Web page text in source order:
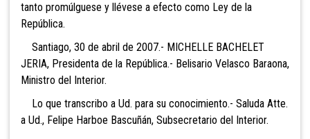
tanto promúlguese y llévese a efecto como Ley de la
República.
Santiago, 30 de abril de 2007.- MICHELLE BACHELET
JERIA, Presidenta de la República.- Belisario Velasco Baraona,
Ministro del Interior.
Lo que transcribo a Ud. para su conocimiento.- Saluda Atte.
a Ud., Felipe Harboe Bascuñán, Subsecretario del Interior.